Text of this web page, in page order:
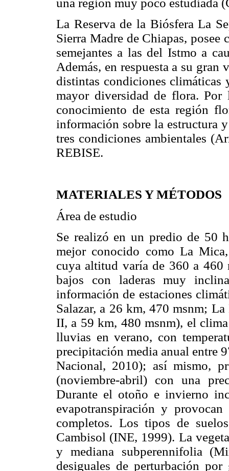
La Reserva de la Biósfera La
Sierra Madre de Chiapas,
semejantes a las del Istmo a
Además, en respuesta a su
distintas condiciones climáticas
mayor diversidad de flora.
conocimiento de esta región
información sobre la estructura
tres condiciones ambientales
REBISE.
MATERIALES Y MÉTODOS
Área de estudio
Se realizó en un predio de 50
mejor conocido como La
cuya altitud varía de 360 a 460
bajos con laderas muy
información de estaciones
Salazar, a 26 km, 470 msnm;
II, a 59 km, 480 msnm), el
lluvias en verano, con
precipitación media anual entre
Nacional, 2010); así mismo,
(noviembre-abril) con una
Durante el otoño e invierno
evapotranspiración y
completos. Los tipos de
Cambisol (INE, 1999). La
y mediana subperennifolia
desiguales de perturbación